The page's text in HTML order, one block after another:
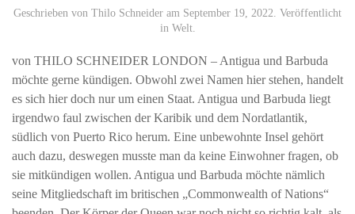
Geschrieben von Thilo Schneider am September 19, 2022 . Veröffentlicht
in Welt.
von THILO SCHNEIDER LONDON – Antigua und Barbuda
möchte gerne kündigen. Obwohl zwei Namen hier stehen, handelt
es sich hier doch nur um einen Staat. Antigua und Barbuda liegt
irgendwo faul zwischen der Karibik und dem Nordatlantik,
südlich von Puerto Rico herum. Eine unbewohnte Insel gehört
auch dazu, deswegen musste man da keine Einwohner fragen, ob
sie mitkündigen wollen. Antigua und Barbuda möchte nämlich
seine Mitgliedschaft im britischen „Commonwealth of Nations“